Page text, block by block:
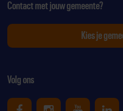
Volg ons
Contact met jouw gemeente?
Kies je